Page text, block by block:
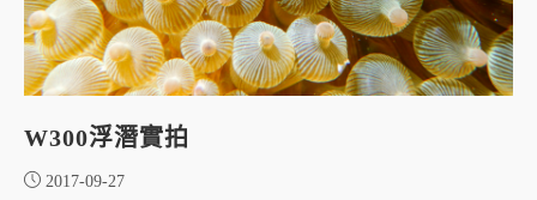
W300浮潛實拍
2017-09-27